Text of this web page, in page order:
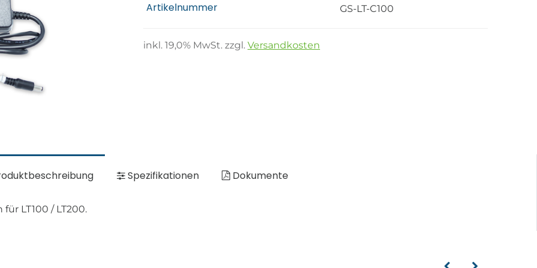
Artikelnummer GS-LT-C100
inkl. 19,0% MwSt. zzgl. Versandkosten
Spezifikationen Dokumente
LT100 / LT200.